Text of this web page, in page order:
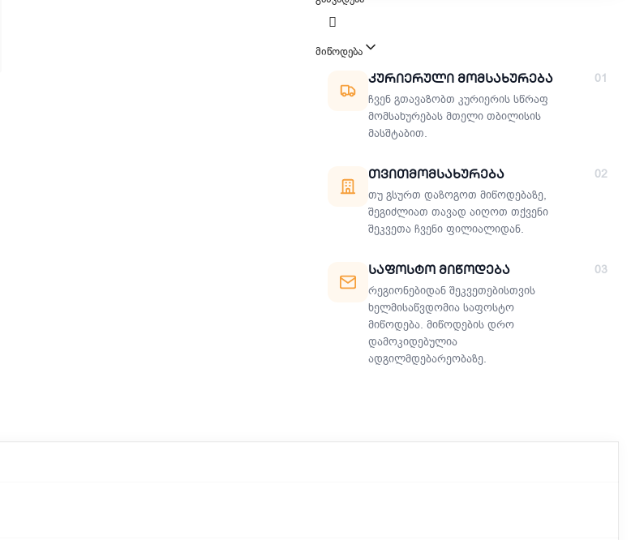
მიწოდება
მიწოდების მეთოდები
01
Კურიერული Მომსახურება
ჩვენ გთავაზობთ კურიერის სწრაფ
მომსახურებას მთელი თბილისის
მასშტაბით.
02
Თვითმომსახურება
თუ გსურთ დაზოგოთ მიწოდებაზე,
შეგიძლიათ თავად აიღოთ თქვენი
შეკვეთა ჩვენი ფილიალიდან.
03
Საფოსტო Მიწოდება
რეგიონებიდან შეკვეთებისთვის
ხელმისაწვდომია საფოსტო
მიწოდება. მიწოდების დრო
დამოკიდებულია
ადგილმდებარეობაზე.